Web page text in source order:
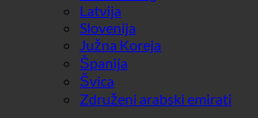
Splošni filtri
Učinek 7 v 1